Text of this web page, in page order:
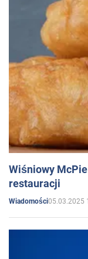
Wiśniowy
restauracji
Wiadomości05.03.2025